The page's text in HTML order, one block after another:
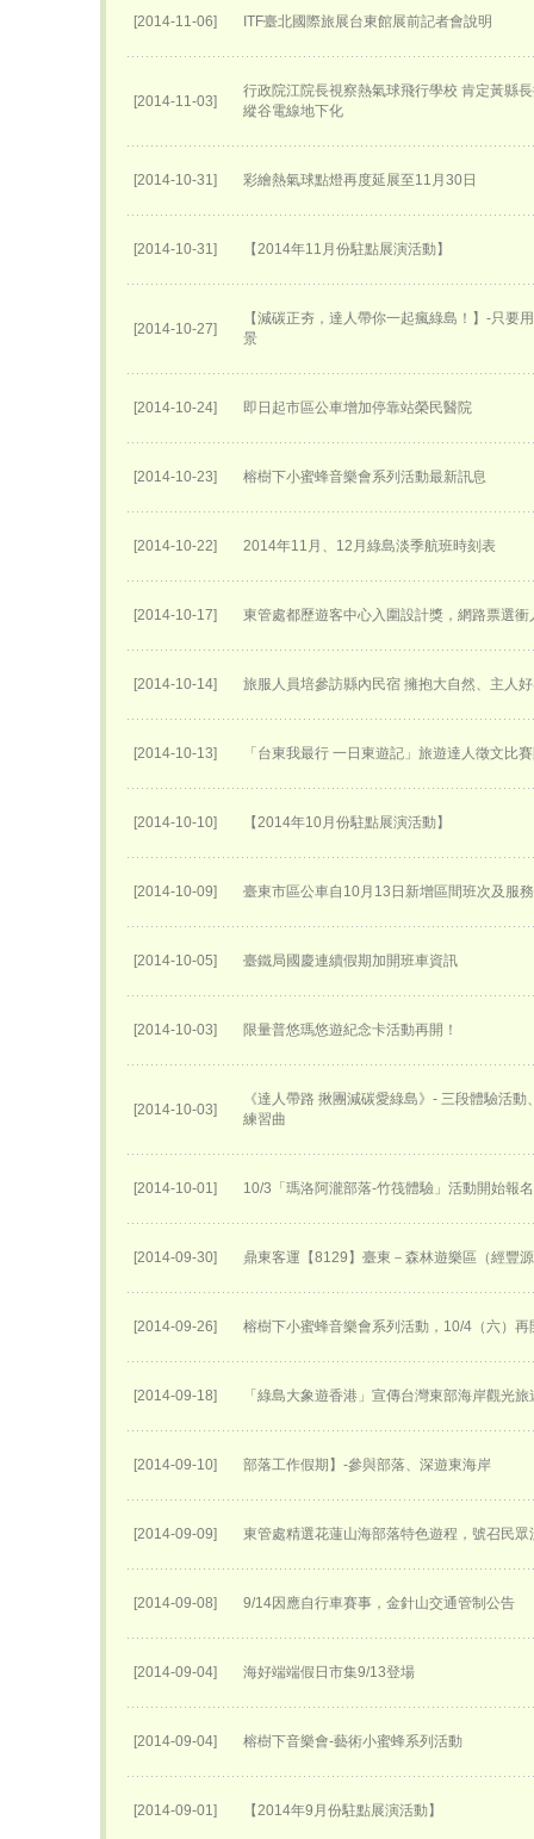
[2014-11-06] ITF臺北國際旅展台東館展前記者會說明
[2014-11-03]
行政院江院長視察熱氣球飛行學校 肯定黃縣
縱谷電線地下化
[2014-10-31] 彩繪熱氣球點燈再度延展至11月30日
[2014-10-31] 【2014年11月份駐點展演活動】
[2014-10-27]
【減碳正夯，達人帶你一起瘋綠島！】-只要
景
[2014-10-24] 即日起市區公車增加停靠站榮民醫院
[2014-10-23] 榕樹下小蜜蜂音樂會系列活動最新訊息
[2014-10-22] 2014年11月、12月綠島淡季航班時刻表
[2014-10-17] 東管處都歷遊客中心入圍設計獎，網路票選衝
[2014-10-14] 旅服人員培參訪縣內民宿 擁抱大自然、主人
[2014-10-13] 「台東我最行 一日東遊記」旅遊達人徵文比
[2014-10-10] 【2014年10月份駐點展演活動】
[2014-10-09] 臺東市區公車自10月13日新增區間班次及服
[2014-10-05] 臺鐵局國慶連續假期加開班車資訊
[2014-10-03] 限量普悠瑪悠遊紀念卡活動再開！
[2014-10-03]
《達人帶路 揪團減碳愛綠島》- 三段體驗活
練習曲
[2014-10-01] 10/3「瑪洛阿瀧部落-竹筏體驗」活動開始報
[2014-09-30] 鼎東客運【8129】臺東－森林遊樂區（經豐
[2014-09-26] 榕樹下小蜜蜂音樂會系列活動，10/4（六）再
[2014-09-18] 「綠島大象遊香港」宣傳台灣東部海岸觀光
[2014-09-10] 部落工作假期】-參與部落、深遊東海岸
[2014-09-09] 東管處精選花蓮山海部落特色遊程，號召民
[2014-09-08] 9/14因應自行車賽事，金針山交通管制公告
[2014-09-04] 海好端端假日市集9/13登場
[2014-09-04] 榕樹下音樂會-藝術小蜜蜂系列活動
[2014-09-01] 【2014年9月份駐點展演活動】